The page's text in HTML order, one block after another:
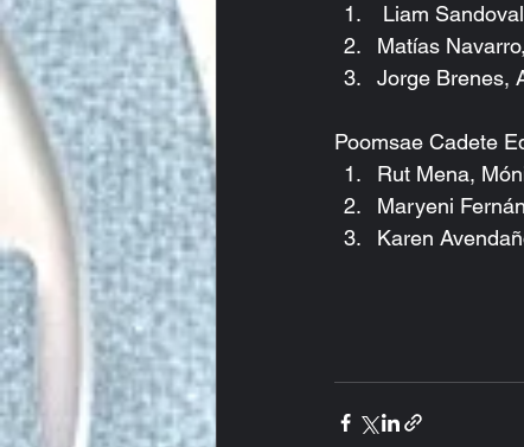
Liam
Matías
Jorge Brenes,
Poomsae Cadete
Rut Mena,
Maryeni
Karen